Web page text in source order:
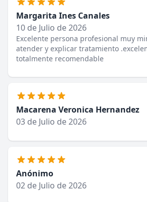
Margarita Ines Canales
10 de Julio de 2026
Excelente persona profesional muy
atender y explicar tratamiento
totalmente recomendable
Macarena Veronica Hernandez
03 de Julio de 2026
Anónimo
02 de Julio de 2026